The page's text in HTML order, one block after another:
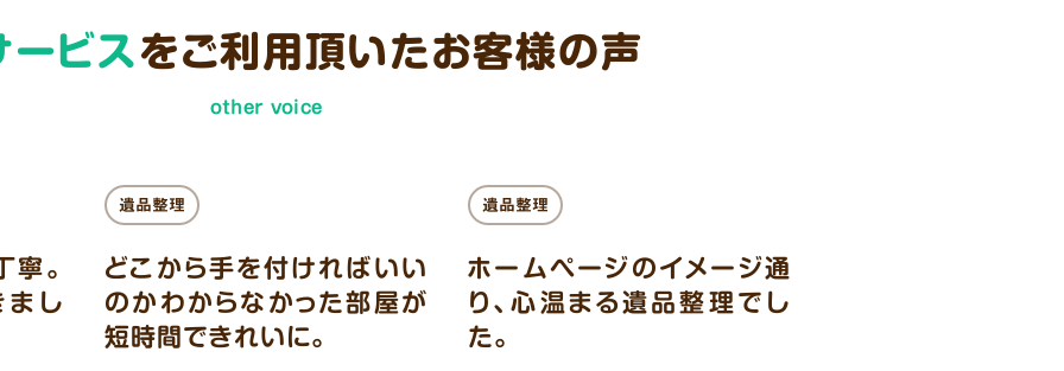
ービス をご利用頂いたお客様の声
other voice
。
し
遺品整理
どこから手を付ければいい
のかわからなかった部屋が
短時間できれいに。
遺品整理
ホームページのイメージ通
り、心温まる遺品整理でし
た。